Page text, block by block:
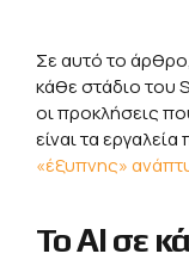
Σε αυτό το
κάθε στάδιο του
οι προκλήσεις
είναι τα
«έξυπνης»
Το AI σε